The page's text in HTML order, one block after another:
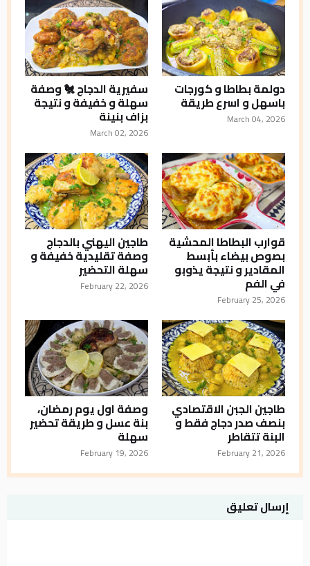
دولمة بطاطا و كورجات
باسهل و اسرع طريقة
March 04, 2026
سفيرية الدجاج 🐔 وصفة
سهلة و خفيفة و نتيجة
بزاف بنينة
March 02, 2026
قوارب البطاطا المحشية
بصوص بيضاء بأبسط
المقادير و نتيجة يذوبو
في الفم
February 25, 2026
طاجين اليهني بالدجاج
وصفة تقليدية خفيفة و
سهلة التحضير
February 22, 2026
طاجين الجبن الاقتصادي
بنصف صدر دجاج فقط و
البنة تتقاطر
February 21, 2026
وصفة اول يوم رمضان،
بنة عسل و طريقة تحضير
سهلة
February 19, 2026
إرسال تعليق